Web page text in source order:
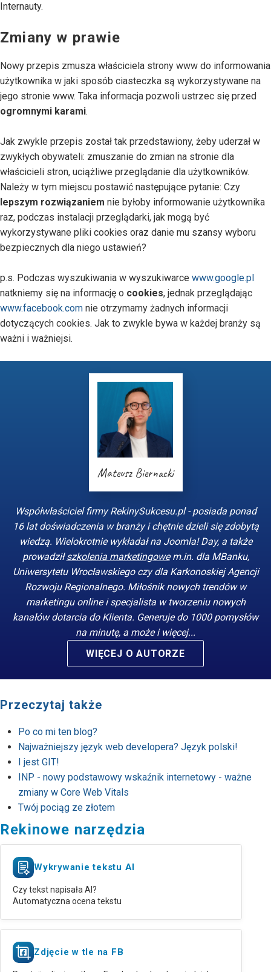
Internauty.
Zmiany w prawie
Nowy przepis zmusza właściciela strony www do informowania
użytkownika w jaki sposób ciasteczka są wykorzystywane na
jego stronie www. Taka informacja pozwoli ustrzec się przed
ogromnymi karami.
Jak zwykle przepis został tak przedstawiony, żeby uderzał w
zwykłych obywateli: zmuszanie do zmian na stronie dla
właścicieli stron, uciążliwe przeglądanie dla użytkowników.
Należy w tym miejscu postawić następujące pytanie: Czy
lepszym rozwiązaniem nie byłoby informowanie użytkownika
raz, podczas instalacji przeglądarki, jak mogą być
wykorzystywane pliki cookies oraz danie mu szansy wyboru
bezpiecznych dla niego ustawień?
p.s. Podczas wyszukiwania w wyszukiwarce www.google.pl
natkniemy się na informację o cookies, jednak przeglądając
www.facebook.com nie otrzymamy żadnych informacji
dotyczących cookies. Jak to zwykle bywa w każdej branży są
ważni i ważniejsi.
Mateusz Biernacki
Współwłaściciel firmy RekinySukcesu.pl - posiada ponad
16 lat doświadczenia w branży i chętnie dzieli się zdobytą
wiedzą. Wielokrotnie wykładał na Joomla! Day, a także
prowadziłszkolenia marketingowem.in. dla MBanku,
Uniwersytetu Wrocławskiego czy dla Karkonoskiej Agencji
Rozwoju Regionalnego. Miłośnik nowych trendów w
marketingu online i specjalista w tworzeniu nowych
kanałów dotarcia do Klienta. Generuje do 1000 pomysłów
na minutę, a może i więcej...
WIĘCEJ O AUTORZE
Przeczytaj także
Po co mi ten blog?
Najważniejszy język web developera? Język polski!
I jest GIT!
INP - nowy podstawowy wskaźnik internetowy - ważne
zmiany w Core Web Vitals
Twój pociąg ze złotem
Rekinowe narzędzia
Wykrywanie tekstu AI
Czy tekst napisała AI?
Automatyczna ocena tekstu
Zdjęcie w tle na FB